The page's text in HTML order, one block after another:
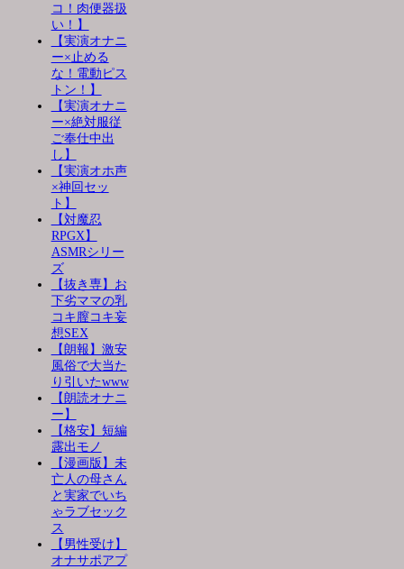
コ！肉便器扱
い！】
【実演オナニ
ー×止める
な！電動ピス
トン！】
【実演オナニ
ー×絶対服従
ご奉仕中出
し】
【実演オホ声
×神回セッ
ト】
【対魔忍
RPGX】
ASMRシリー
ズ
【抜き専】お
下劣ママの乳
コキ膣コキ妄
想SEX
【朗報】激安
風俗で大当た
り引いたwww
【朗読オナニ
ー】
【格安】短編
露出モノ
【漫画版】未
亡人の母さん
と実家でいち
ゃラブセック
ス
【男性受け】
オナサポアプ